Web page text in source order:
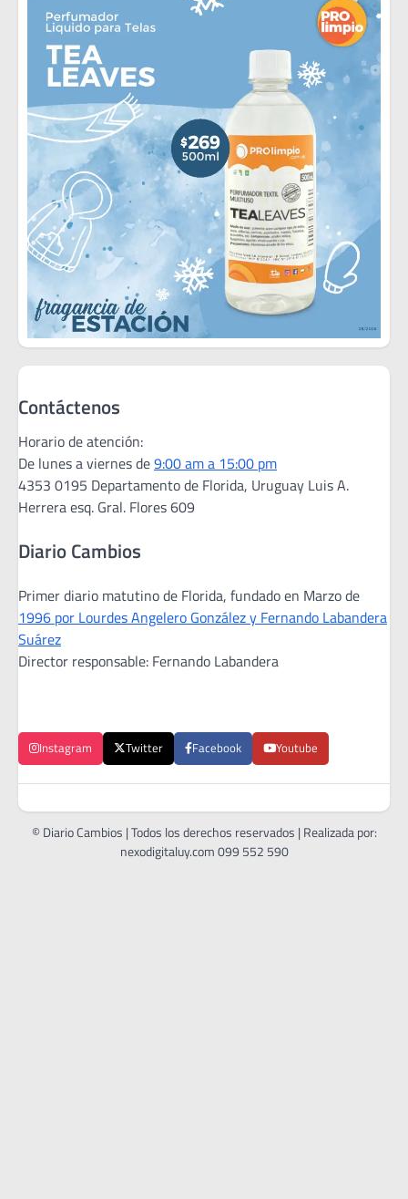
Contáctenos
Horario de atención:
De lunes a viernes de9:00 am a 15:00 pm
4353 0195 Departamento de Florida, Uruguay Luis A.
Herrera esq. Gral. Flores 609
Diario Cambios
Primer diario matutino de Florida, fundado en Marzo de
1996 por Lourdes Angelero González y Fernando Labandera
Suárez
Director responsable: Fernando Labandera
Instagram Twitter Facebook Youtube